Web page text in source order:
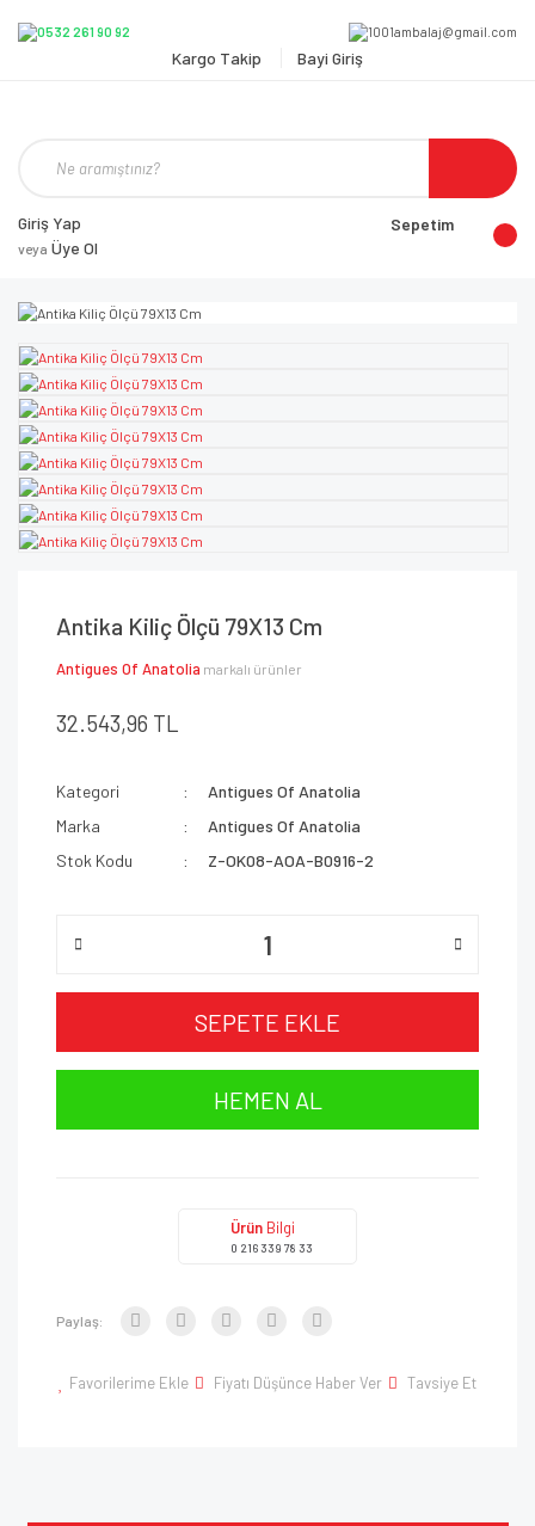
Kargo Takip Bayi Giriş
Giriş Yap
veya Üye Ol
Sepetim
Antika Kiliç Ölçü 79X13 Cm
Antigues Of Anatolia markalı ürünler
32.543,96 TL
Kategori
Antigues Of Anatolia
Marka
Antigues Of Anatolia
Stok Kodu
Z-OK08-AOA-B0916-2
SEPETE EKLE
HEMEN AL
Ürün Bilgi
0 216 339 78 33
Paylaş:
Favorilerime Ekle Fiyatı Düşünce Haber Ver Tavsiye Et